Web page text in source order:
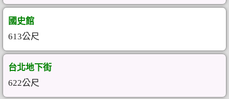
國史館
613公尺
台北地下街
622公尺